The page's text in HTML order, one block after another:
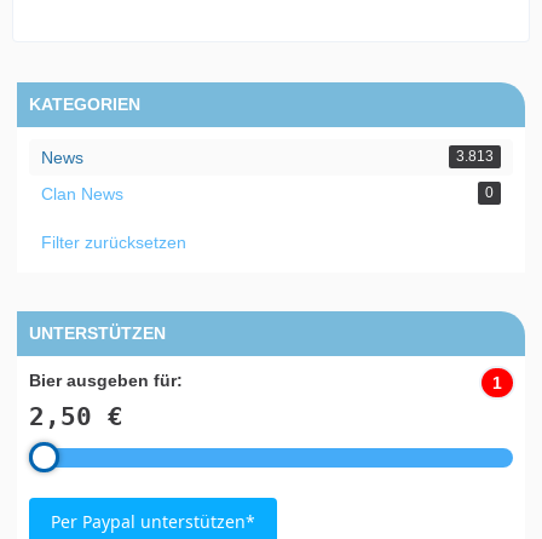
KATEGORIEN
News 3.813
Clan News 0
Filter zurücksetzen
UNTERSTÜTZEN
Bier ausgeben für:
2,50 €
1
Per Paypal unterstützen*